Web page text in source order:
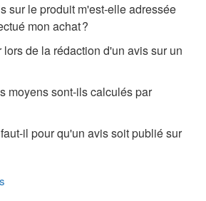
sur le produit m'est-elle adressée
mon achat ?
de la rédaction d'un avis sur un
moyens sont-ils calculés par
il pour qu'un avis soit publié sur